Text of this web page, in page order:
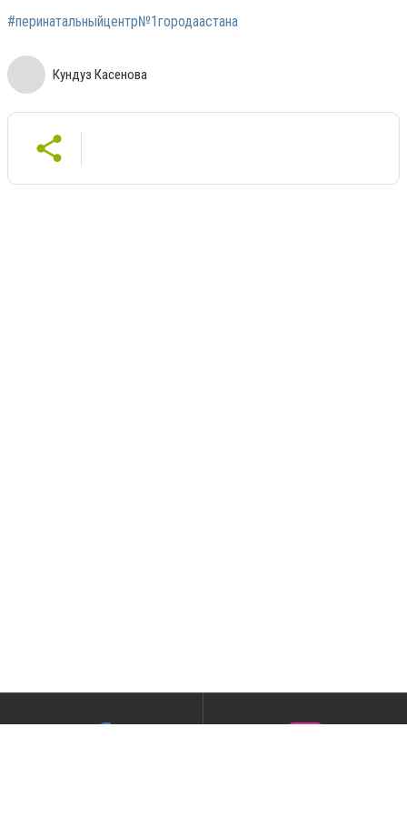
#перинатальныйцентр№1городаастана
Кундуз Касенова